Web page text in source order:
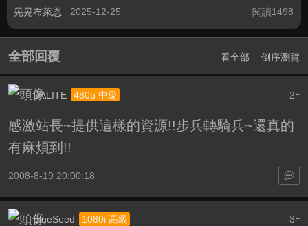
晃晃布萊恩 2025-12-25 閱讀1498
全部回覆 看全部 倒序瀏覽
2 F
DALITE 480p 中級
感激站長~提供這樣的資源!!步兵轉騎兵~還真的
有麻煩到!!
2008-8-19 20:00:18
3 F
BlueSeed 1080i 高級